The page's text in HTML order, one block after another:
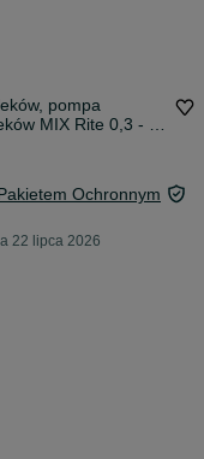
pompa
MIX Rite 0,3 - 2
Ochronnym
22 lipca 2026